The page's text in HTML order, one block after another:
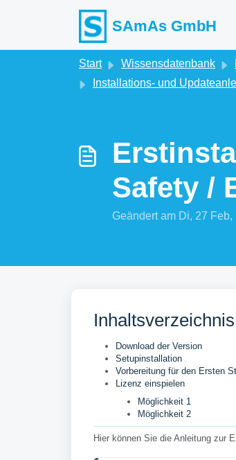
SAmAs GmbH
Start Wissensdatenbank
Installations- und
Safety /
Geändert am Di, 27
Inhaltsverzeichnis
Download der Version
Setupinstallation
Vorbereitung für den Ersten
Lizenz einspielen
Möglichkeit 1
Möglichkeit 2
Hier können Sie die Anleitung zur